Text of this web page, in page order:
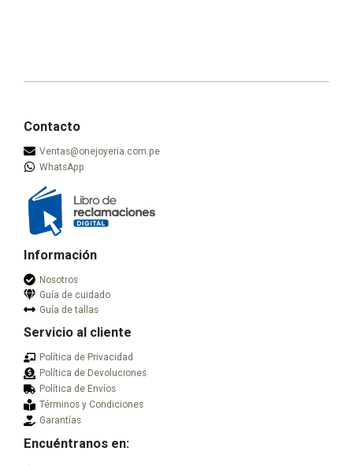
Contacto
Ventas@onejoyeria.com.pe
WhatsApp
Información
Nosotros
Guía de cuidado
Guía de tallas
Servicio al cliente
Política de Privacidad
Política de Devoluciones
Política de Envíos
Términos y Condiciones
Garantías
Encuéntranos en: